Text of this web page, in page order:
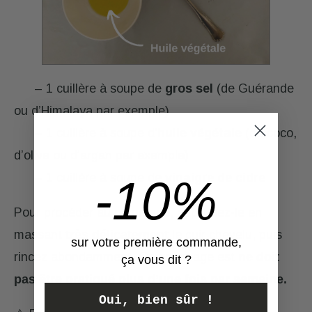
– 1 cuillère à soupe de gros sel (de Guérande
ou d’Himalaya par exemple)
(de coco,
d’olive ou d’argan par exemple)
Pour procéder au gommage, appliquez-le en
massant
très délicatement
le cuir chevelu, puis
rincez abondamment. Ce gommage est
ne doit
pas être pratiqué plus d’une fois par semaine.
-10%
sur votre première commande,
ça vous dit ?
Oui, bien sûr !